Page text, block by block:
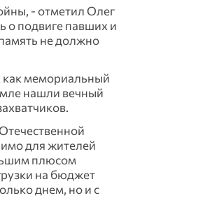
- отметил Олег
о подвиге павших и
не должно
как мемориальный
нашли вечный
для жителей
плюсом
на бюджет
днем, но и с